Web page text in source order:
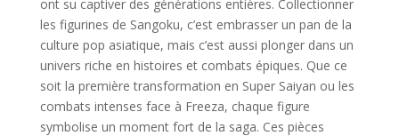
ont su captiver des générations entières. Collectionner
les figurines de Sangoku, c’est embrasser un pan de la
culture pop asiatique, mais c’est aussi plonger dans un
univers riche en histoires et combats épiques. Que ce
soit la première transformation en Super Saiyan ou les
combats intenses face à Freeza, chaque figure
symbolise un moment fort de la saga. Ces pièces